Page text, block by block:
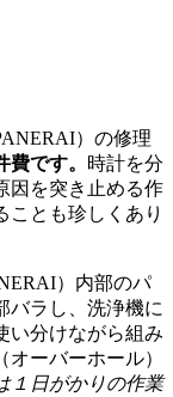
）の修理
です。 時計を分
因を突き止める作
ことも珍しくあり
）内部のパ
バラし、洗浄機に
い分けながら組み
ーバーホール）
１日がかりの作業